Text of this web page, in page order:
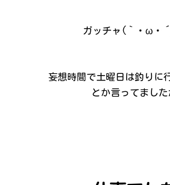
ガッチャ(｀・ω・
妄想時間で土曜日は釣りに
とか言ってました